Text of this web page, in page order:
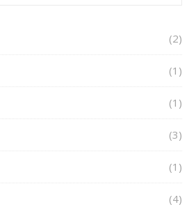
(2)
(1)
(1)
(3)
(1)
(4)